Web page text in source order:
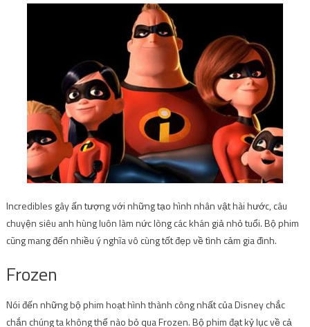
Incredibles gây ấn tượng với những tạo hình nhân vật hài hước, câu
chuyện siêu anh hùng luôn làm nức lòng các khán giả nhỏ tuổi. Bộ phim
cũng mang đến nhiều ý nghĩa vô cùng tốt đẹp về tình cảm gia đình.
Frozen
Nói đến những bộ phim hoạt hình thành công nhất của Disney chắc
chắn chúng ta không thể nào bỏ qua Frozen. Bộ phim đạt kỷ lục về cả